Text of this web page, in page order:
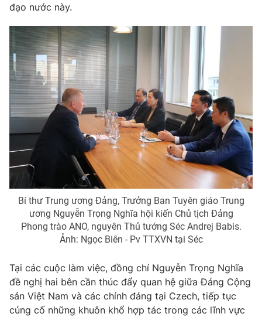
Góc doanh nghiệp
Truyền hình
Phim VTV
Hậu trường
Nhân vật
Khán giả
Giải sao mai
Giải trí
Điện ảnh
Âm nhạc
Sao
Đời sống
Du lịch
Làm đẹp
Chất lượng cuộc sống
Giáo dục
Tuyển sinh
Học trực tuyến
Công nghệ
Hitech Công nghệ tương lai
Sản phẩm
Thị trường
Giao lưu trực tuyến
Lịch phát sóng
Emagazine Podcast
Photo Infographic
đạo nước này.
Bí thư Trung ương Đảng, Trưởng Ban Tuyên giáo Trung
ương Nguyễn Trọng Nghĩa hội kiến Chủ tịch Đảng
Phong trào ANO, nguyên Thủ tướng Séc Andrej Babis.
Ảnh: Ngọc Biên - Pv TTXVN tại Séc
Tại các cuộc làm việc, đồng chí Nguyễn Trọng Nghĩa
đề nghị hai bên cần thúc đẩy quan hệ giữa Đảng Cộng
sản Việt Nam và các chính đảng tại Czech, tiếp tục
củng cố những khuôn khổ hợp tác trong các lĩnh vực